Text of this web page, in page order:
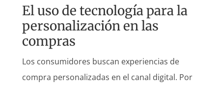
El uso de tecnología para la
personalización en las
compras
Los consumidores buscan experiencias de
compra personalizadas en el canal digital. Por